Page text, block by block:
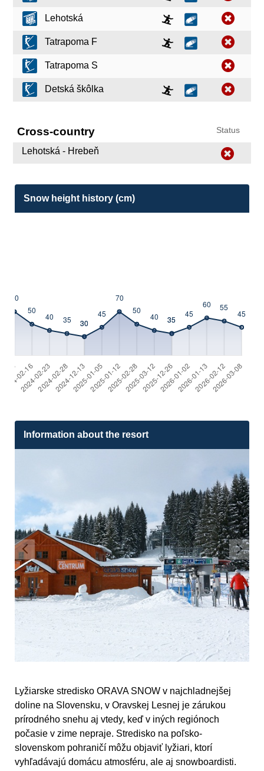
Lehotská
Tatrapoma F
Tatrapoma S
Detská škôlka
Cross-country Status
Lehotská - Hrebeň
Snow height history (cm)
Information about the resort
Lyžiarske stredisko ORAVA SNOW v najchladnejšej
doline na Slovensku, v Oravskej Lesnej je zárukou
prírodného snehu aj vtedy, keď v iných regiónoch
počasie v zime nepraje. Stredisko na poľsko-
slovenskom pohraničí môžu objaviť lyžiari, ktorí
vyhľadávajú domácu atmosféru, ale aj snowboardisti.